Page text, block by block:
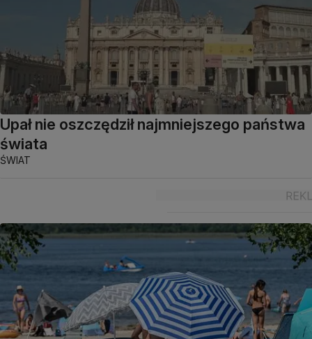
Upał nie oszczędził najmniejszego państwa
świata
ŚWIAT